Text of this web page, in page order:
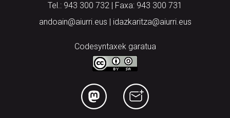
Tel.: 943 300 732 | Faxa: 943 300 731
andoain@aiurri.eus | idazkaritza@aiurri.eus
Codesyntaxek garatua